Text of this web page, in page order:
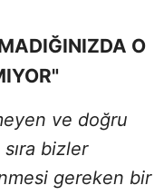
O
ve doğru
bizler
gereken bir